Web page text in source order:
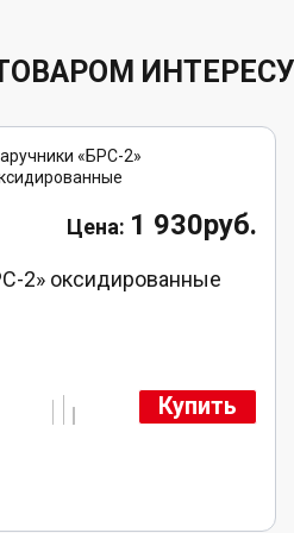
1 930руб.
2» оксидированные
Купить